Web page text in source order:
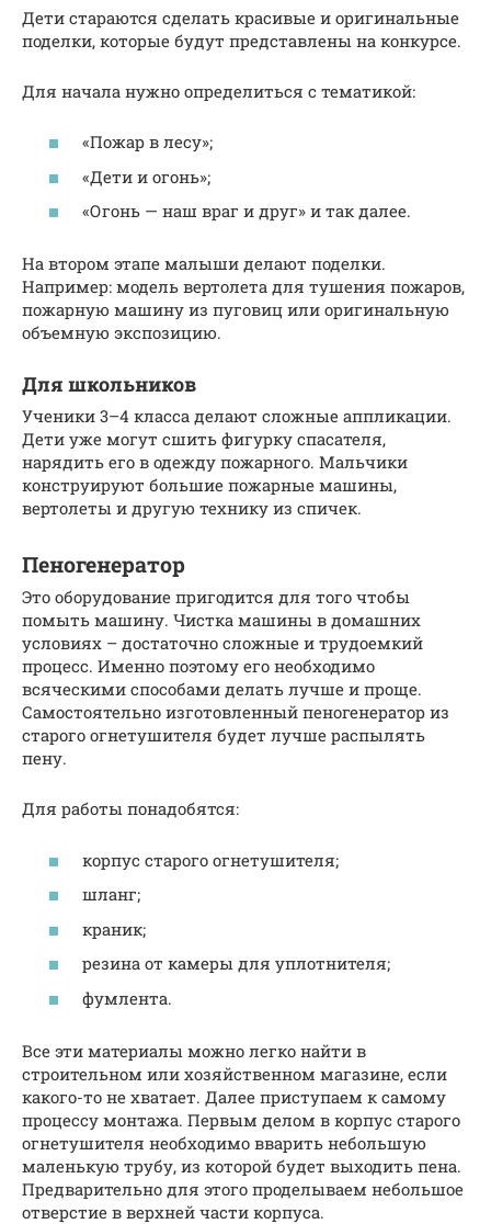
Дети стараются сделать красивые и оригинальные
поделки, которые будут представлены на конкурсе.
Для начала нужно определиться с тематикой:
«Пожар в лесу»;
«Дети и огонь»;
«Огонь — наш враг и друг» и так далее.
На втором этапе малыши делают поделки.
Например: модель вертолета для тушения пожаров,
пожарную машину из пуговиц или оригинальную
объемную экспозицию.
Для школьников
Ученики 3–4 класса делают сложные аппликации.
Дети уже могут сшить фигурку спасателя,
нарядить его в одежду пожарного. Мальчики
конструируют большие пожарные машины,
вертолеты и другую технику из спичек.
Пеногенератор
Это оборудование пригодится для того чтобы
помыть машину. Чистка машины в домашних
условиях – достаточно сложные и трудоемкий
процесс. Именно поэтому его необходимо
всяческими способами делать лучше и проще.
Самостоятельно изготовленный пеногенератор из
старого огнетушителя будет лучше распылять
пену.
Для работы понадобятся:
корпус старого огнетушителя;
шланг;
краник;
резина от камеры для уплотнителя;
фумлента.
Все эти материалы можно легко найти в
строительном или хозяйственном магазине, если
какого-то не хватает. Далее приступаем к самому
процессу монтажа. Первым делом в корпус старого
огнетушителя необходимо вварить небольшую
маленькую трубу, из которой будет выходить пена.
Предварительно для этого проделываем небольшое
отверстие в верхней части корпуса.